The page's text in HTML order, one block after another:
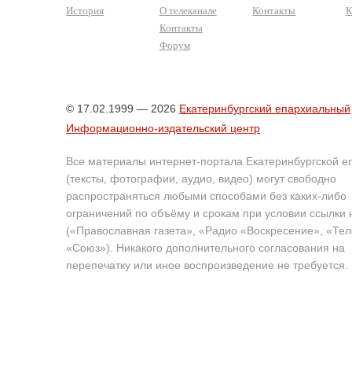
История
О телеканале
Контакты
Форум
Контакты
© 17.02.1999 — 2026 Екатеринбургский епархиальный
Информационно-издательский центр
Все материалы интернет-портала Екатеринбургской
(тексты, фотографии, аудио, видео) могут свободно
распространяться любыми способами без каких-либо
ограничений по объёму и срокам при условии ссылки
(«Православная газета», «Радио «Воскресение»,
«Союз»). Никакого дополнительного согласования на
перепечатку или иное воспроизведение не требуется.